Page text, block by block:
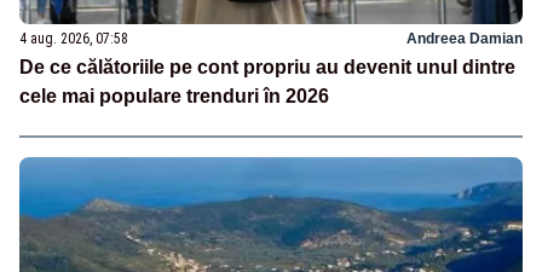
4 aug. 2026, 07:58 Andreea Damian
De ce călătoriile pe cont propriu au devenit unul dintre
cele mai populare trenduri în 2026